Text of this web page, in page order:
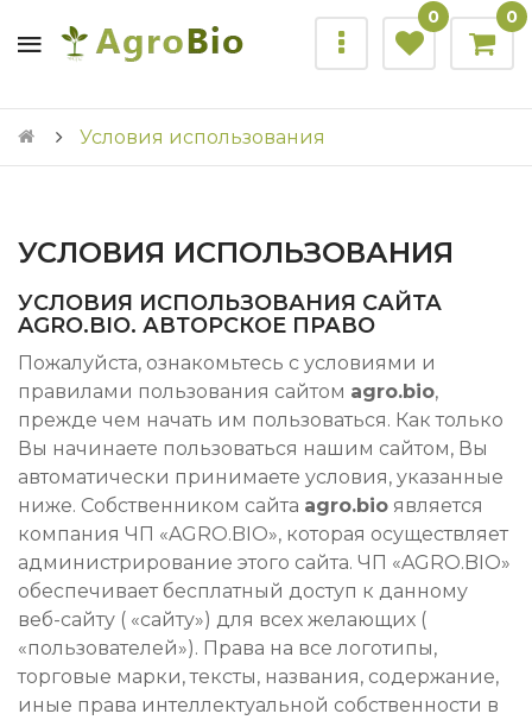
0 0
Условия использования
УСЛОВИЯ ИСПОЛЬЗОВАНИЯ
УСЛОВИЯ ИСПОЛЬЗОВАНИЯ САЙТА
AGRO.BIO. АВТОРСКОЕ ПРАВО
Пожалуйста, ознакомьтесь с условиями и
правилами пользования сайтом agro.bio,
прежде чем начать им пользоваться. Как только
Вы начинаете пользоваться нашим сайтом, Вы
автоматически принимаете условия, указанные
ниже. Собственником сайта agro.bio является
компания ЧП «AGRO.BIO», которая осуществляет
администрирование этого сайта. ЧП «AGRO.BIO»
обеспечивает бесплатный доступ к данному
веб-сайту ( «сайту») для всех желающих (
«пользователей»). Права на все логотипы,
торговые марки, тексты, названия, содержание,
иные права интеллектуальной собственности в